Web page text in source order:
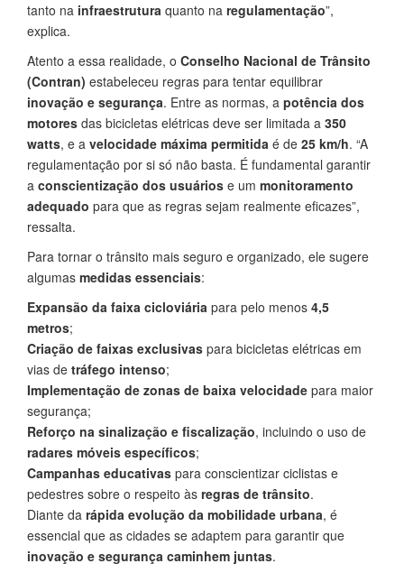
tanto na infraestrutura quanto na regulamentação”,
explica.
Atento a essa realidade, o Conselho Nacional de Trânsito
(Contran) estabeleceu regras para tentar equilibrar
inovação e segurança. Entre as normas, a potência dos
motores das bicicletas elétricas deve ser limitada a 350
watts, e a velocidade máxima permitida é de 25 km/h. “A
regulamentação por si só não basta. É fundamental garantir
a conscientização dos usuários e um monitoramento
adequado para que as regras sejam realmente eficazes”,
ressalta.
Para tornar o trânsito mais seguro e organizado, ele sugere
algumas medidas essenciais:
Expansão da faixa cicloviária para pelo menos 4,5
metros;
Criação de faixas exclusivas para bicicletas elétricas em
vias de tráfego intenso;
Implementação de zonas de baixa velocidade para maior
segurança;
Reforço na sinalização e fiscalização, incluindo o uso de
radares móveis específicos;
Campanhas educativas para conscientizar ciclistas e
pedestres sobre o respeito às regras de trânsito.
Diante da rápida evolução da mobilidade urbana, é
essencial que as cidades se adaptem para garantir que
inovação e segurança caminhem juntas.